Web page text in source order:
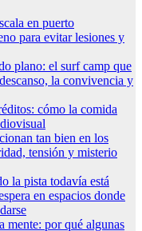
en puerto
para evitar lesiones y
plano: el surf camp que
la convivencia y
cómo la comida
tan bien en los
tensión y misterio
la pista todavía está
en espacios donde
mente: por qué algunas